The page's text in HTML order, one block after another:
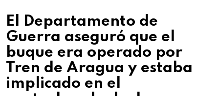
El Departamento de
Guerra aseguró que el
buque era operado por
Tren de Aragua y estaba
implicado en el